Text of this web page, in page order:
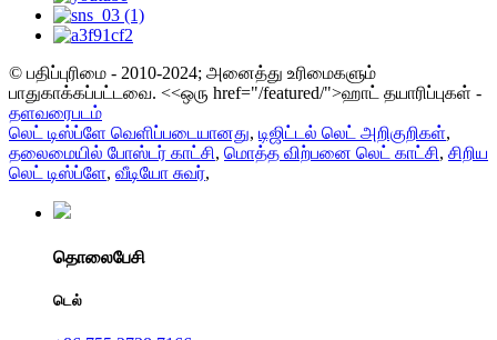
© பதிப்புரிமை - 2010-2024; அனைத்து உரிமைகளும்
பாதுகாக்கப்பட்டவை. <<ஒரு href="/featured/">ஹாட் தயாரிப்புகள் -
தளவரைபடம்
லெட் டிஸ்ப்ளே வெளிப்படையானது, டிஜிட்டல் லெட் அறிகுறிகள்,
தலைமையில் போஸ்டர் காட்சி, மொத்த விற்பனை லெட் காட்சி, சிறிய
லெட் டிஸ்ப்ளே, வீடியோ சுவர்,
தொலைபேசி
டெல்